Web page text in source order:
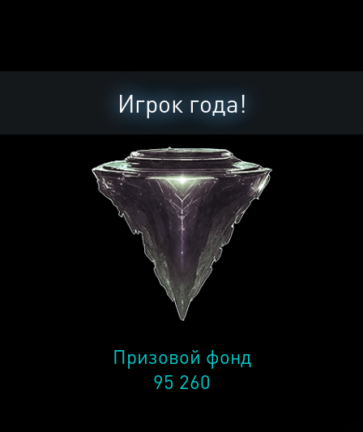
Игрок года!
Призовой фонд
95 260